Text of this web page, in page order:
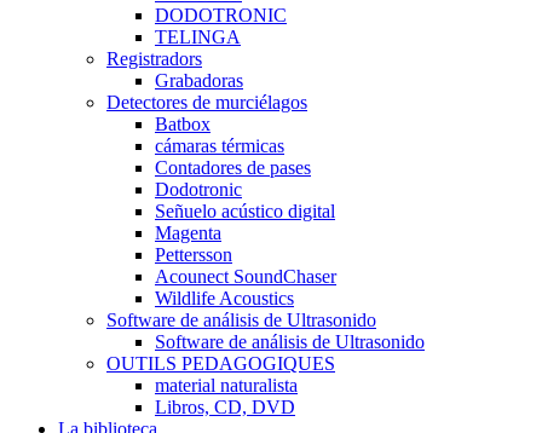
DODOTRONIC
TELINGA
Registradors
Grabadoras
Detectores de murciélagos
Batbox
cámaras térmicas
Contadores de pases
Dodotronic
Señuelo acústico digital
Magenta
Pettersson
Acounect SoundChaser
Wildlife Acoustics
Software de análisis de Ultrasonido
Software de análisis de Ultrasonido
OUTILS PEDAGOGIQUES
material naturalista
Libros, CD, DVD
La biblioteca